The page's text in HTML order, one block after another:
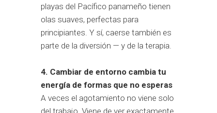
playas del Pacífico panameño tienen
olas suaves, perfectas para
principiantes. Y sí, caerse también es
parte de la diversión — y de la terapia.
4. Cambiar de entorno cambia tu
energía de formas que no esperas
A veces el agotamiento no viene solo
del trabajo. Viene de ver exactamente